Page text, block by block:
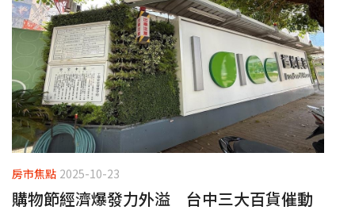
房市焦點 2025-10-23
購物節經濟爆發力外溢 台中三大百貨催動